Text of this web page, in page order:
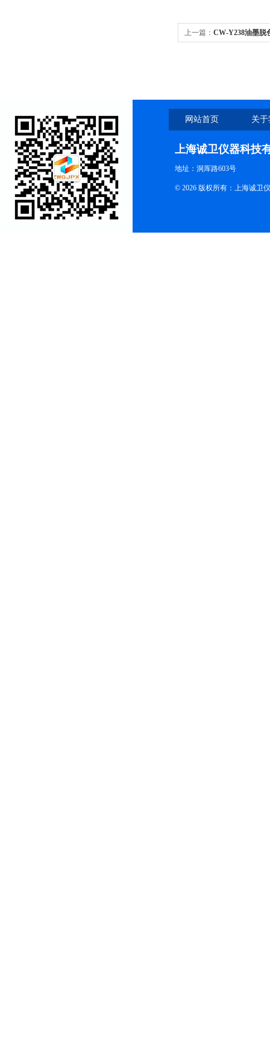
上一篇： CW-Y238油墨脱
网站首页 关
上海诚卫仪器科技
地址：洞厍路603号
© 2026 版权所有：上海诚卫